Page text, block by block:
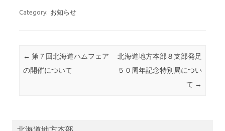
Category: お知らせ
Post navigation
← 第７回北海道ハムフェア
の開催について
北海道地方本部８支部発足
５０周年記念特別局につい
て →